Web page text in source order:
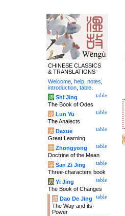
CHINESE CLASSICS
& TRANSLATIONS
Welcome help notes
introduction table
table
诗 Shi Jing
The Book of Odes
table
论 Lun Yu
The Analects
table
大 Daxue
Great Learning
table
中 Zhongyong
Doctrine of the Mean
table
字 San Zi Jing
Three-characters book
table
易 Yi Jing
The Book of Changes
table
道 Dao De Jing
The Way and its
Power